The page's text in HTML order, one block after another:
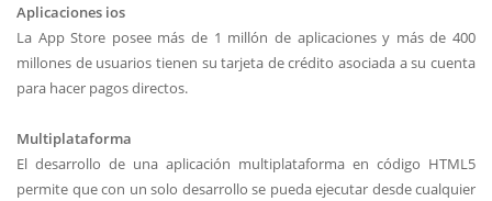
Aplicaciones ios
La App Store posee más de 1 millón de aplicaciones y más de 400
millones de usuarios tienen su tarjeta de crédito asociada a su cuenta
para hacer pagos directos.
Multiplataforma
El desarrollo de una aplicación multiplataforma en código HTML5
permite que con un solo desarrollo se pueda ejecutar desde cualquier